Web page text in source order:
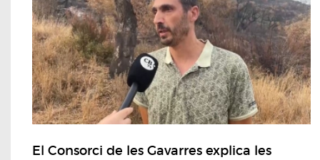
El Consorci de les Gavarres explica les